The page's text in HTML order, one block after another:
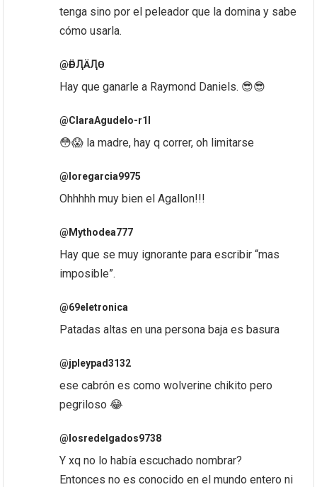
tenga sino por el peleador que la domina y sabe
cómo usarla.
@ҒӚԮӒԮӨ
Hay que ganarle a Raymond Daniels. 😎😎
@ClaraAgudelo-r1l
😳😱 la madre, hay q correr, oh limitarse
@loregarcia9975
Ohhhhh muy bien el Agallon!!!
@Mythodea777
Hay que se muy ignorante para escribir “mas
imposible”.
@69eletronica
Patadas altas en una persona baja es basura
@jpleypad3132
ese cabrón es como wolverine chikito pero
pegriloso 😂
@losredelgados9738
Y xq no lo había escuchado nombrar?
Entonces no es conocido en el mundo entero ni